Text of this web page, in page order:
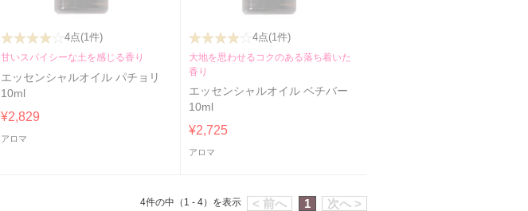
4点(1件)
甘いスパイシーな土を感じる香り
エッセンシャルオイル パチョリ
10ml
¥2,829
アロマ
4点(1件)
大地を思わせるコクのある落ち着いた
香り
エッセンシャルオイル ベチバー
10ml
¥2,725
アロマ
< 前へ 1 次へ >
4件の中（1 - 4）を表示